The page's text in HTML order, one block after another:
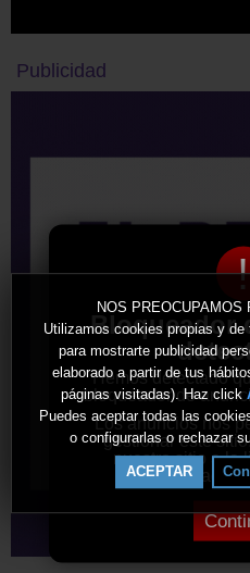
!
Bloqueador
Hemos detectado
bloqueador de
Los anuncios nos
gestionar este
nuestro sitio a la
bloqueador
NOS PREOCUPAMOS
Utilizamos cookies propias y
para mostrarte publicidad
elaborado a partir de tus
páginas visitadas). Haz click
Puedes aceptar todas las
o configurarlas o rechazar
ACEPTAR
Publicidad